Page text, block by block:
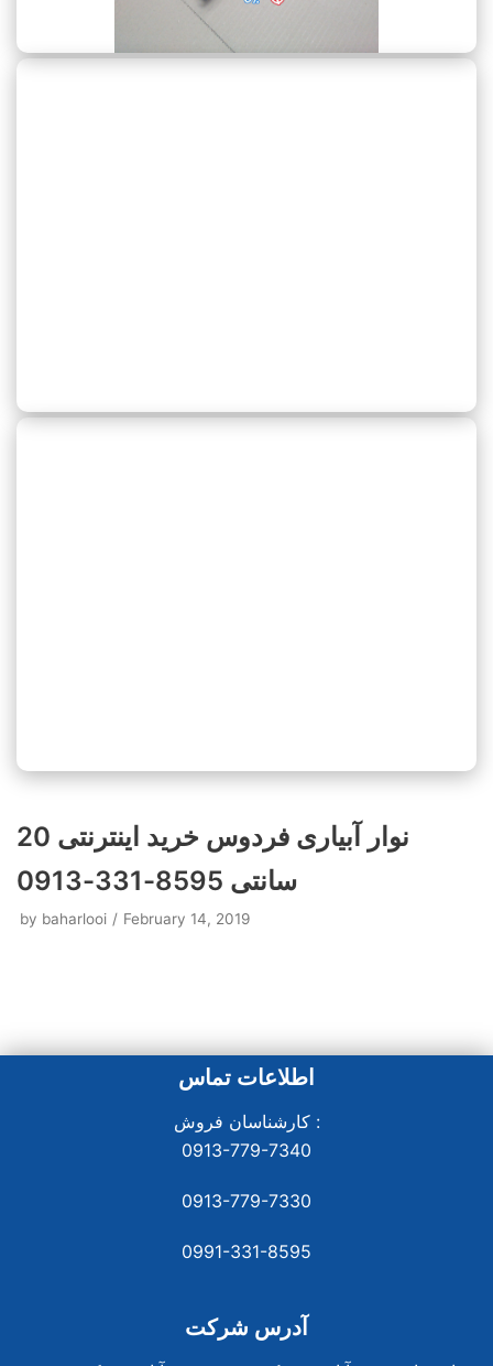
نوار آبیاری فردوس خرید اینترنتی 20
سانتی 8595-331-0913
by baharlooi February 14, 2019
اطلاعات تماس
کارشناسان فروش :
0913-779-7340
0913-779-7330
0991-331-8595
آدرس شرکت